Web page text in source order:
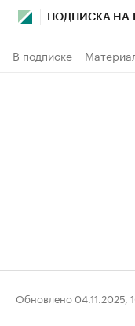
ПОДПИСКА НА
В подписке
Обновлено 04.11.2025,